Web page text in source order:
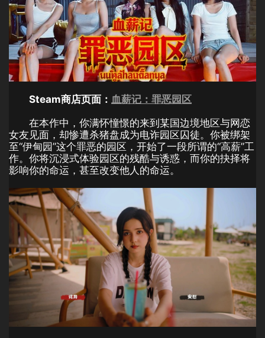
Steam商店页面： 血薪记：罪恶园区
在本作中，你满怀憧憬的来到某国边境地区与网恋
女友见面，却惨遭杀猪盘成为电诈园区囚徒。你被绑架
至“伊甸园”这个罪恶的园区，开始了一段所谓的“高薪”工
作。你将沉浸式体验园区的残酷与诱惑，而你的抉择将
影响你的命运，甚至改变他人的命运。